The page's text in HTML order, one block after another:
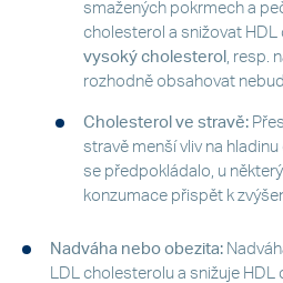
smažených pokrmech a
cholesterol a snižovat HDL
vysoký cholesterol
, resp.
rozhodně obsahovat
Cholesterol ve stravě:
stravě menší vliv na
se předpokládalo, u
konzumace přispět k
Nadváha nebo obezita:
LDL cholesterolu a snižuje